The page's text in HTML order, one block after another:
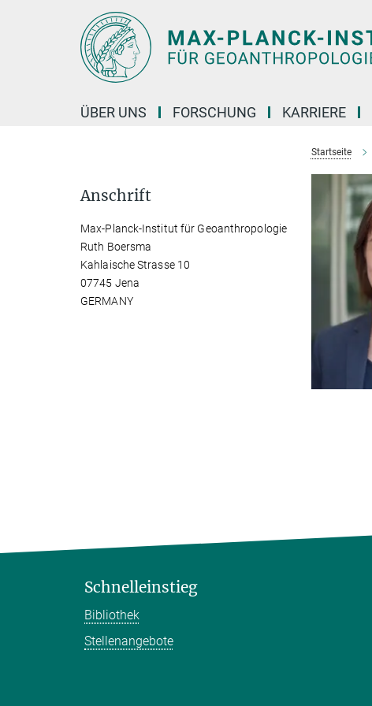
ÜBER UNS FORSCHUNG KARRIERE
Startseite
Anschrift
Max-Planck-Institut für Geoanthropologie
Ruth Boersma
Kahlaische Strasse 10
07745 Jena
GERMANY
Schnelleinstieg
Bibliothek
Stellenangebote